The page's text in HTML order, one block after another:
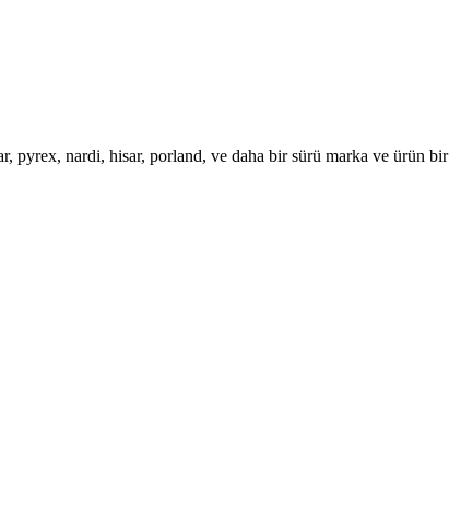
pyrex, nardi, hisar, porland, ve daha bir sürü marka ve ürün bir